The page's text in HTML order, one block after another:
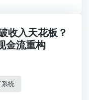
收入天花板？
金流重构
统